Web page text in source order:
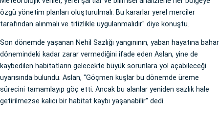
özgü yönetim planları oluşturulmalı. Bu kararlar yerel merciler
tarafından alınmalı ve titizlikle uygulanmalıdır" diye konuştu.
Son dönemde yaşanan Nehil Sazlığı yangınının, yaban hayatına bahar
dönemindeki kadar zarar vermediğini ifade eden Aslan, yine de
kaybedilen habitatların gelecekte büyük sorunlara yol açabileceği
uyarısında bulundu. Aslan, "Göçmen kuşlar bu dönemde üreme
sürecini tamamlayıp göç etti. Ancak bu alanlar yeniden sazlık hale
getirilmezse kalıcı bir habitat kaybı yaşanabilir" dedi.